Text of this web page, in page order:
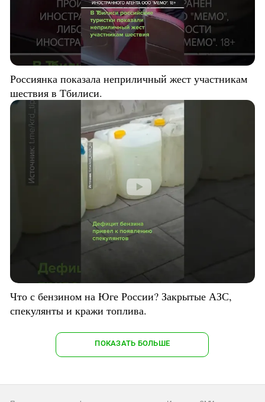
Россиянка показала неприличный жест участникам
шествия в Тбилиси.
Что с бензином на Юге России? Закрытые АЗС,
спекулянты и кражи топлива.
ПОКАЗАТЬ БОЛЬШЕ